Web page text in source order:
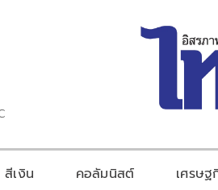
สีเงิน คอลัมนิสต์ เศรษฐ